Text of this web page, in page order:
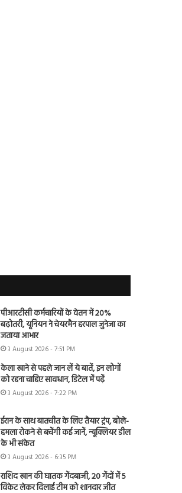
पीआरटीसी कर्मचारियों के वेतन में 20%
बढ़ोतरी, यूनियन ने चेयरमैन हरपाल जुनेजा का
जताया आभार
3 August 2026 - 7:51 PM
केला खाने से पहले जान लें ये बातें, इन लोगों
को रहना चाहिए सावधान, डिटेल में पढ़ें
3 August 2026 - 7:22 PM
ईरान के साथ बातचीत के लिए तैयार ट्रंप, बोले-
हमला रोकने से बचेंगी कई जानें, न्यूक्लियर डील
के भी संकेत
3 August 2026 - 6:35 PM
राशिद खान की घातक गेंदबाजी, 20 गेंदों में 5
विकेट लेकर दिलाई टीम को शानदार जीत